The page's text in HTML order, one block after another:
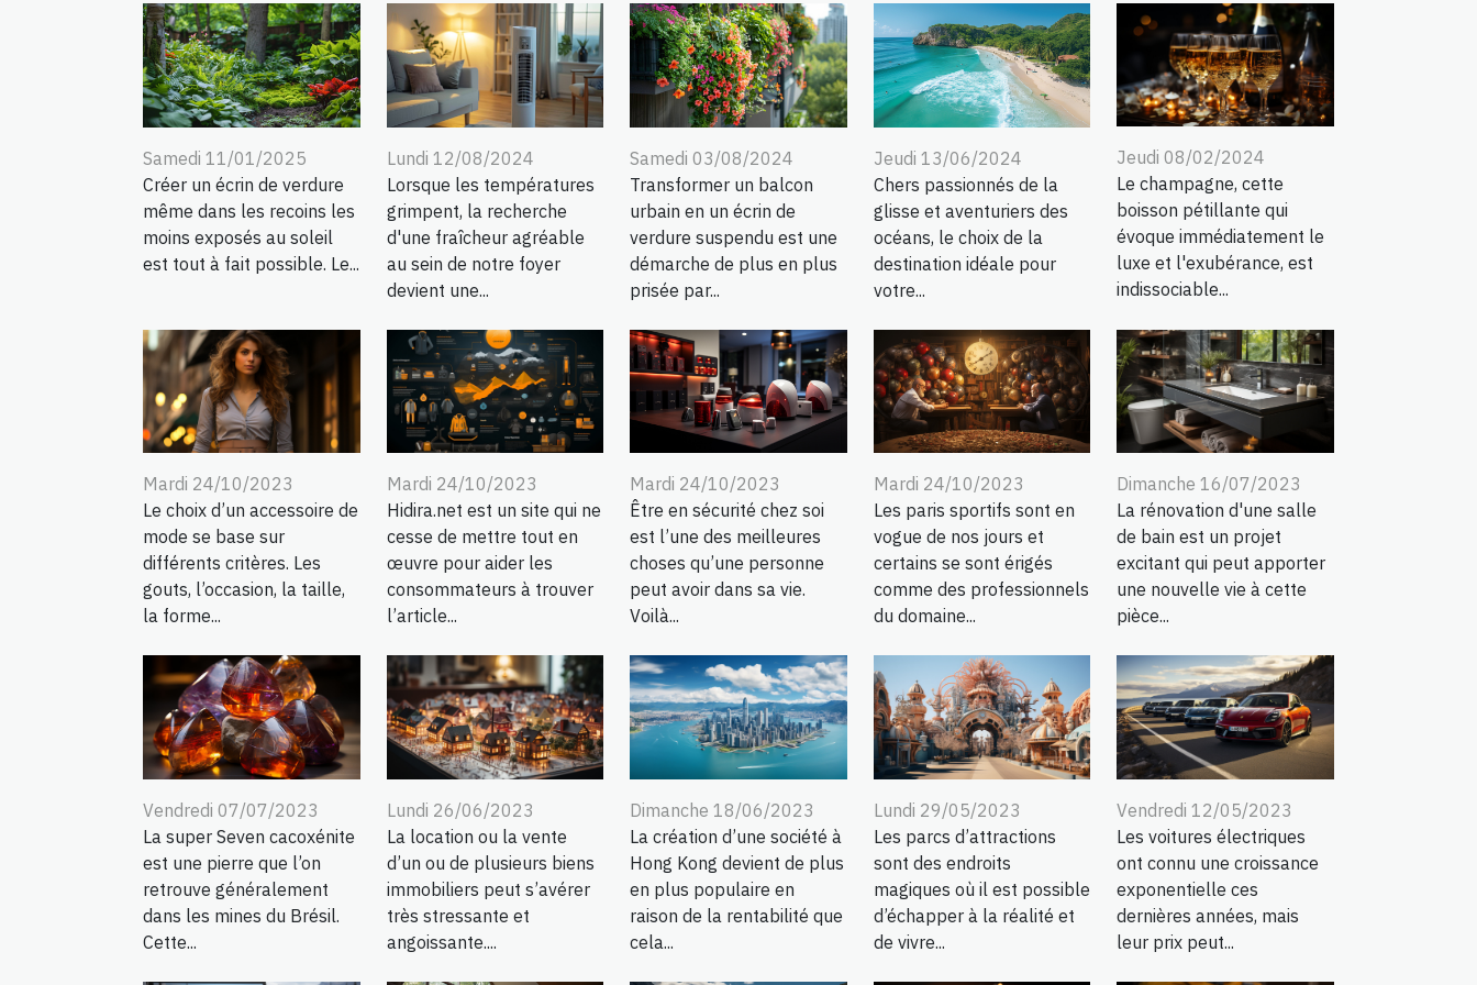
Samedi 11/01/2025
Créer un écrin de verdure
même dans les recoins les
moins exposés au soleil
est tout à fait possible. Le...
Lundi 12/08/2024
Lorsque les températures
grimpent, la recherche
d'une fraîcheur agréable
au sein de notre foyer
devient une...
Samedi 03/08/2024
Transformer un balcon
urbain en un écrin de
verdure suspendu est une
démarche de plus en plus
prisée par...
Jeudi 13/06/2024
Chers passionnés de la
glisse et aventuriers des
océans, le choix de la
destination idéale pour
votre...
Jeudi 08/02/2024
Le champagne, cette
boisson pétillante qui
évoque immédiatement le
luxe et l'exubérance, est
indissociable...
Mardi 24/10/2023
Le choix d’un accessoire de
mode se base sur
différents critères. Les
gouts, l’occasion, la taille,
la forme...
Mardi 24/10/2023
Hidira.net est un site qui ne
cesse de mettre tout en
œuvre pour aider les
consommateurs à trouver
l’article...
Mardi 24/10/2023
Être en sécurité chez soi
est l’une des meilleures
choses qu’une personne
peut avoir dans sa vie.
Voilà...
Mardi 24/10/2023
Les paris sportifs sont en
vogue de nos jours et
certains se sont érigés
comme des professionnels
du domaine...
Dimanche 16/07/2023
La rénovation d'une salle
de bain est un projet
excitant qui peut apporter
une nouvelle vie à cette
pièce...
Vendredi 07/07/2023
La super Seven cacoxénite
est une pierre que l’on
retrouve généralement
dans les mines du Brésil.
Cette...
Lundi 26/06/2023
La location ou la vente
d’un ou de plusieurs biens
immobiliers peut s’avérer
très stressante et
angoissante....
Dimanche 18/06/2023
La création d’une société à
Hong Kong devient de plus
en plus populaire en
raison de la rentabilité que
cela...
Lundi 29/05/2023
Les parcs d’attractions
sont des endroits
magiques où il est possible
d’échapper à la réalité et
de vivre...
Vendredi 12/05/2023
Les voitures électriques
ont connu une croissance
exponentielle ces
dernières années, mais
leur prix peut...